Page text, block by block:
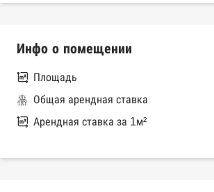
Инфо о помещении
Площадь
Общая арендная ставка
Арендная ставка за 1м²